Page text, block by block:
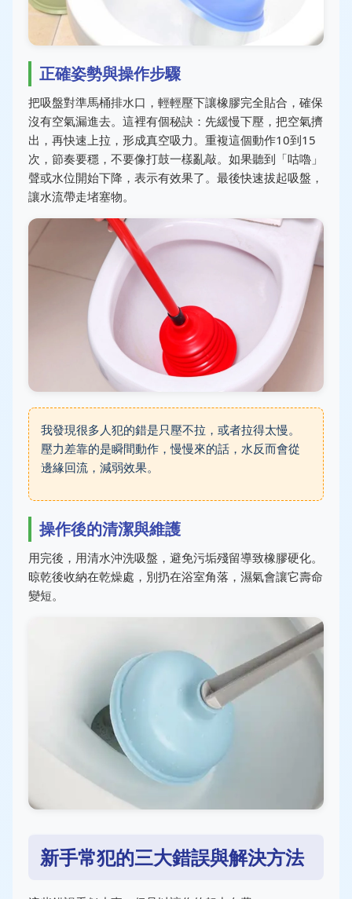
正確姿勢與操作步驟
把吸盤對準馬桶排水口，輕輕壓下讓橡膠完全貼合，確保
沒有空氣漏進去。這裡有個秘訣：先緩慢下壓，把空氣擠
出，再快速上拉，形成真空吸力。重複這個動作10到15
次，節奏要穩，不要像打鼓一樣亂敲。如果聽到「咕嚕」
聲或水位開始下降，表示有效果了。最後快速拔起吸盤，
讓水流帶走堵塞物。
我發現很多人犯的錯是只壓不拉，或者拉得太慢。
壓力差靠的是瞬間動作，慢慢來的話，水反而會從
邊緣回流，減弱效果。
操作後的清潔與維護
用完後，用清水沖洗吸盤，避免污垢殘留導致橡膠硬化。
晾乾後收納在乾燥處，別扔在浴室角落，濕氣會讓它壽命
變短。
新手常犯的三大錯誤與解決方法